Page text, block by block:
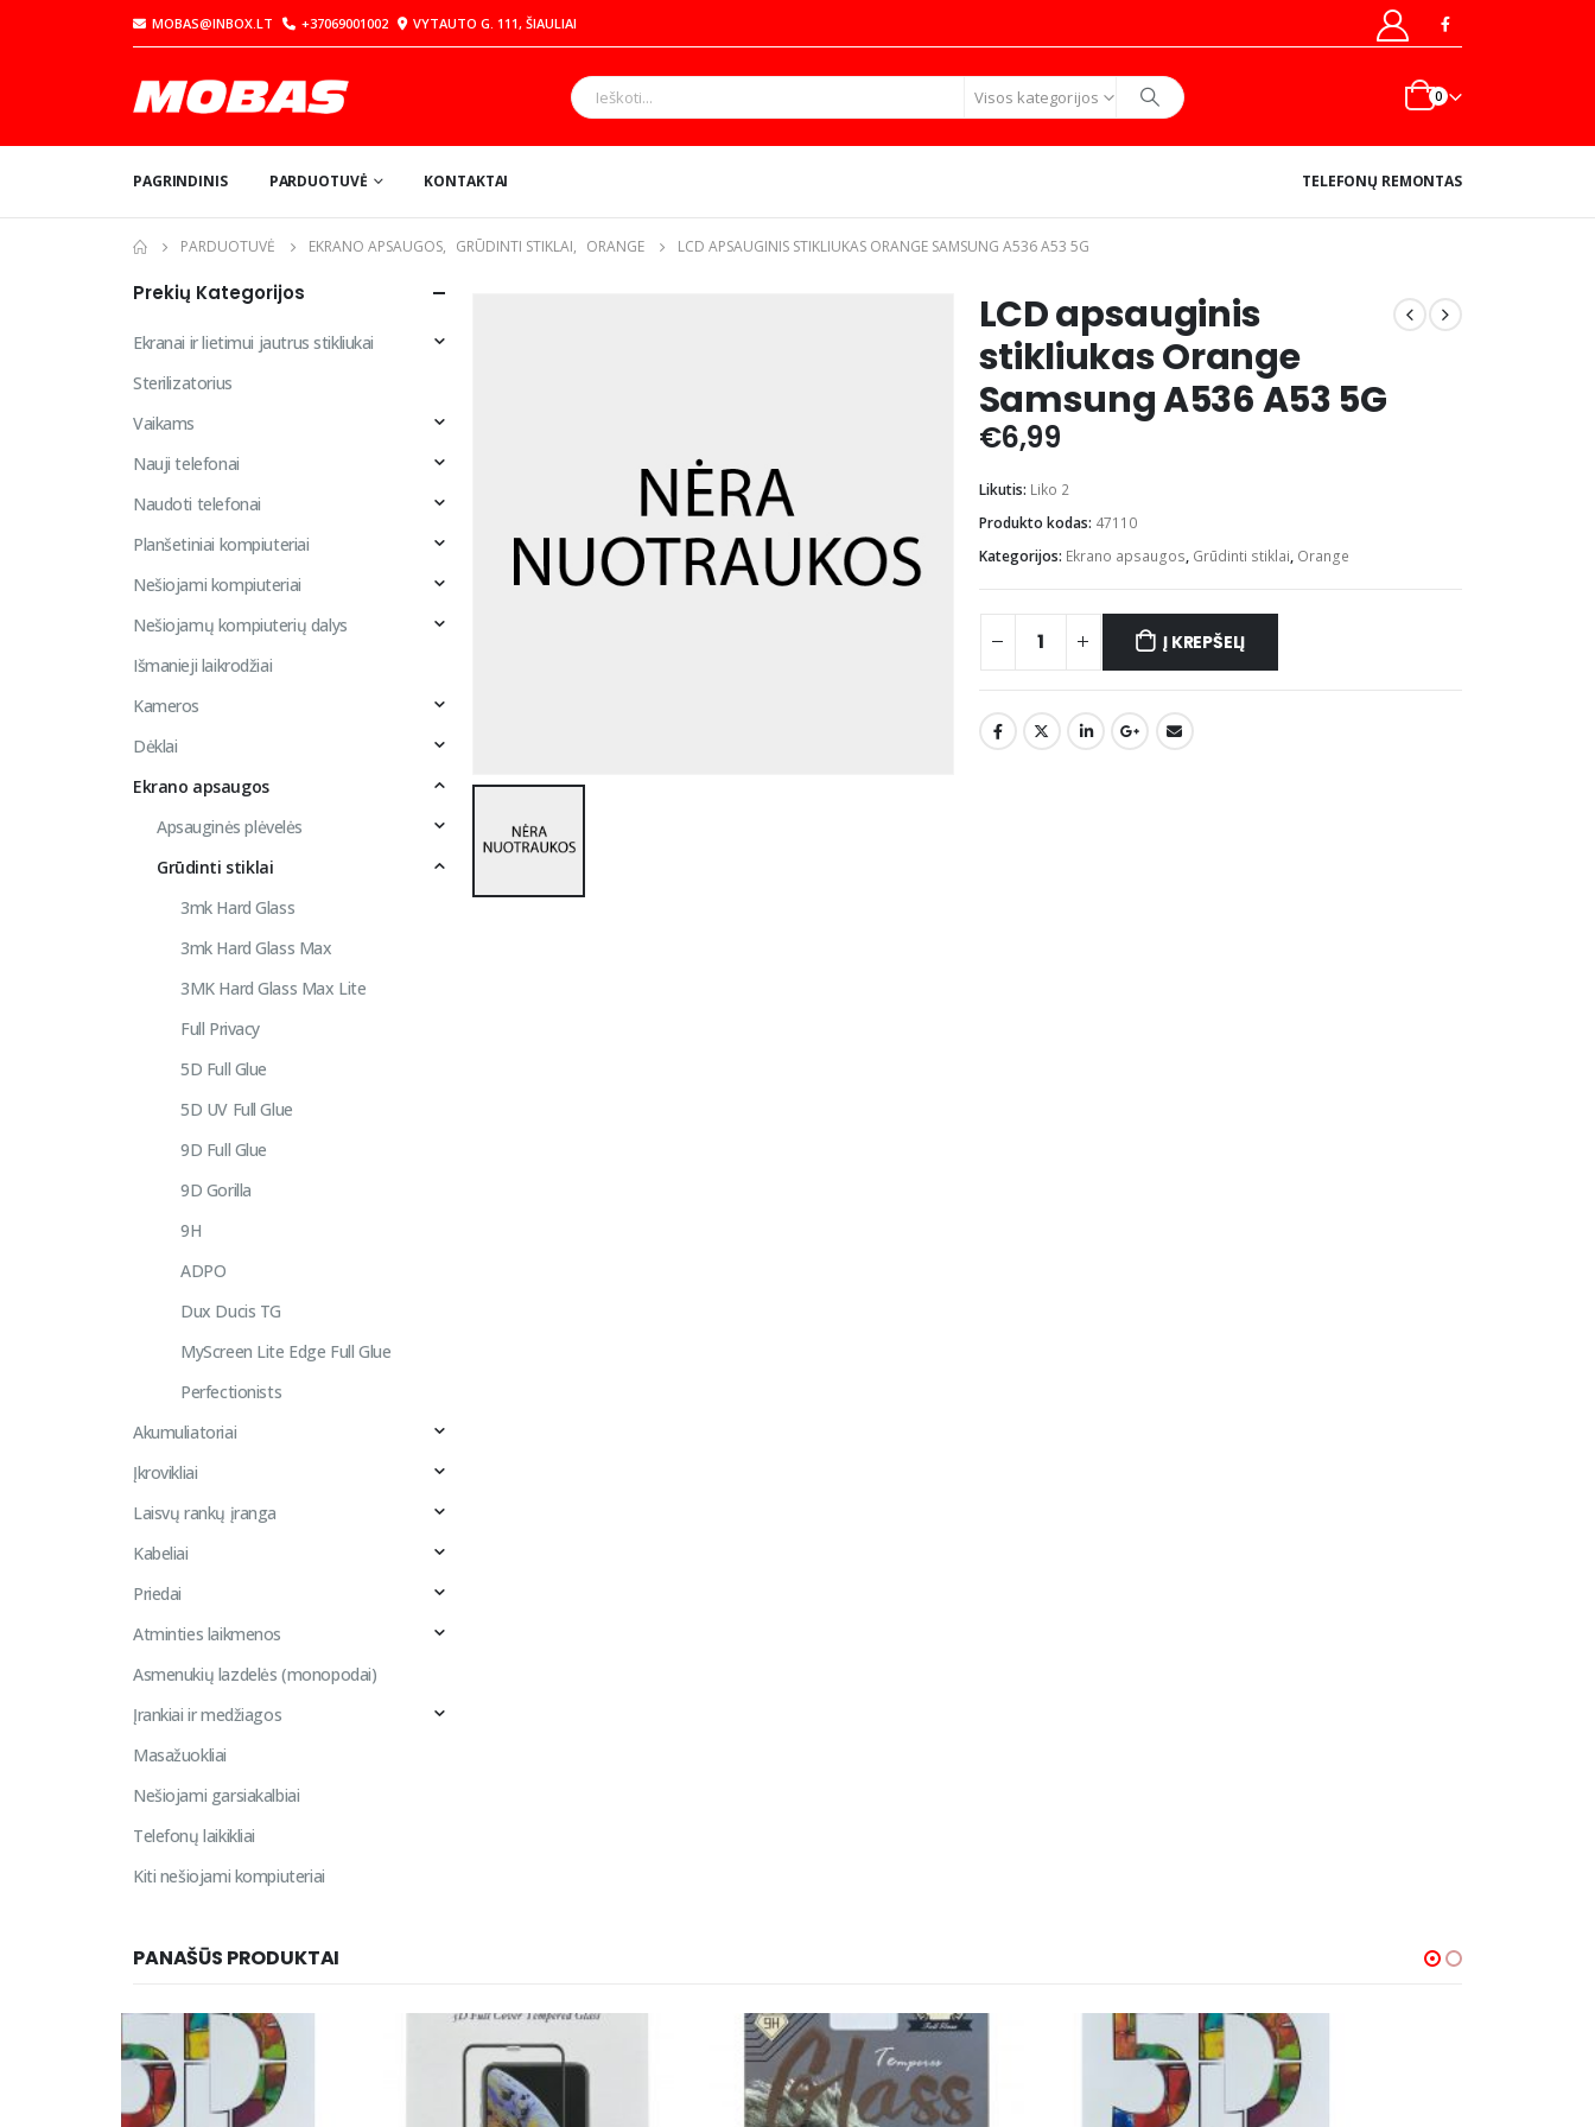
MOBAS@INBOX.LT +37069001002 VYTAUTO G. 111, ŠIAULIAI
Visos kategorijos 0
PAGRINDINIS PARDUOTUVĖ KONTAKTAI TELEFONŲ REMONTAS
PARDUOTUVĖ EKRANO APSAUGOS, GRŪDINTI STIKLAI, ORANGE LCD APSAUGINIS STIKLIUKAS ORANGE SAMSUNG A536 A53 5G
LCD apsauginis
stikliukas Orange
Samsung A536 A53 5G
€6,99
Likutis: Liko 2
Produkto kodas: 47110
Kategorijos: Ekrano apsaugos, Grūdinti stiklai, Orange
Į KREPŠELĮ
Prekių Kategorijos
Ekranai ir lietimui jautrus stikliukai
Sterilizatorius
Vaikams
Nauji telefonai
Naudoti telefonai
Planšetiniai kompiuteriai
Nešiojami kompiuteriai
Nešiojamų kompiuterių dalys
Išmanieji laikrodžiai
Kameros
Dėklai
Ekrano apsaugos
Apsauginės plėvelės
Grūdinti stiklai
3mk Hard Glass
3mk Hard Glass Max
3MK Hard Glass Max Lite
Full Privacy
5D Full Glue
5D UV Full Glue
9D Full Glue
9D Gorilla
9H
ADPO
Dux Ducis TG
MyScreen Lite Edge Full Glue
Perfectionists
Akumuliatoriai
Įkrovikliai
Laisvų rankų įranga
Kabeliai
Priedai
Atminties laikmenos
Asmenukių lazdelės (monopodai)
Įrankiai ir medžiagos
Masažuokliai
Nešiojami garsiakalbiai
Telefonų laikikliai
Kiti nešiojami kompiuteriai
PANAŠŪS PRODUKTAI